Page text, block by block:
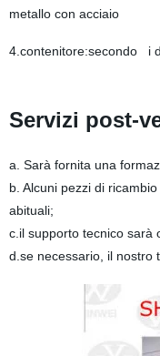
metallo con acciaio
4.contenitore:secondo i
Servizi post-
a. Sarà fornita una
b. Alcuni pezzi di
abituali;
c.il supporto tecnico sarà
d.se necessario, il nostro